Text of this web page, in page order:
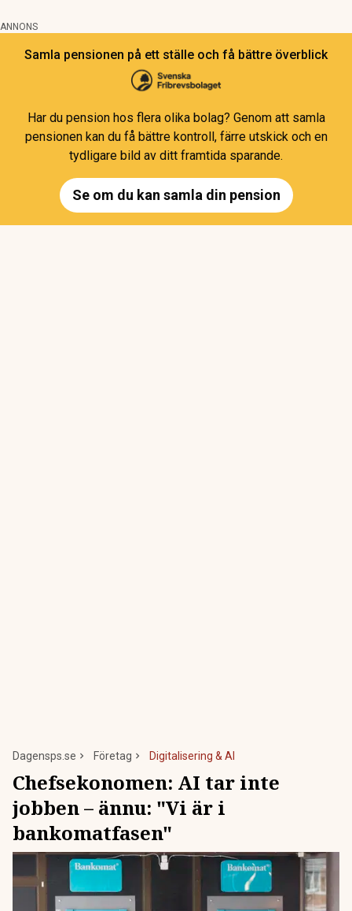
ANNONS
Samla pensionen på ett ställe och få bättre överblick
Har du pension hos flera olika bolag? Genom att samla
pensionen kan du få bättre kontroll, färre utskick och en
tydligare bild av ditt framtida sparande.
Se om du kan samla din pension
Dagensps.se Företag Digitalisering & AI
Chefsekonomen: AI tar inte
jobben – ännu: "Vi är i
bankomatfasen"